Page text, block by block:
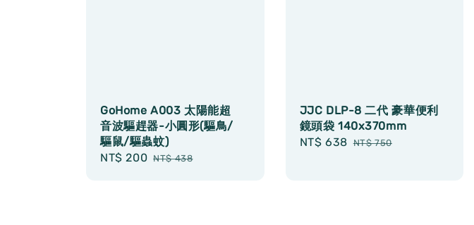
GoHome A003 太陽能超
音波驅趕器-小圓形(驅鳥/
驅鼠/驅蟲蚊)
Sale
NT$ 200 Regular
NT$ 438
JJC DLP-8 二代 豪華便利
鏡頭袋 140x370mm
Sale
NT$ 638 Regular
NT$ 750